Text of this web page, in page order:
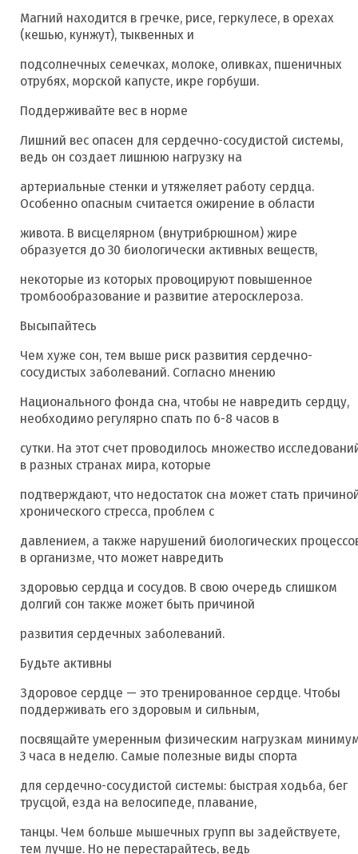
Магний находится в гречке, рисе, геркулесе, в орехах
(кешью, кунжут), тыквенных и
подсолнечных семечках, молоке, оливках, пшеничных
отрубях, морской капусте, икре горбуши.
Поддерживайте вес в норме
Лишний вес опасен для сердечно-сосудистой системы,
ведь он создает лишнюю нагрузку на
артериальные стенки и утяжеляет работу сердца.
Особенно опасным считается ожирение в области
живота. В висцелярном (внутрибрюшном) жире
образуется до 30 биологически активных веществ,
некоторые из которых провоцируют повышенное
тромбообразование и развитие атеросклероза.
Высыпайтесь
Чем хуже сон, тем выше риск развития сердечно-
сосудистых заболеваний. Согласно мнению
Национального фонда сна, чтобы не навредить сердцу,
необходимо регулярно спать по 6-8 часов в
сутки. На этот счет проводилось множество
в разных странах мира, которые
подтверждают, что недостаток сна может стать
хронического стресса, проблем с
давлением, а также нарушений биологических
в организме, что может навредить
здоровью сердца и сосудов. В свою очередь слишком
долгий сон также может быть причиной
развития сердечных заболеваний.
Будьте активны
Здоровое сердце — это тренированное сердце. Чтобы
поддерживать его здоровым и сильным,
посвящайте умеренным физическим нагрузкам
3 часа в неделю. Самые полезные виды спорта
для сердечно-сосудистой системы: быстрая ходьба, бег
трусцой, езда на велосипеде, плавание,
танцы. Чем больше мышечных групп вы задействуете,
тем лучше. Но не перестарайтесь, ведь